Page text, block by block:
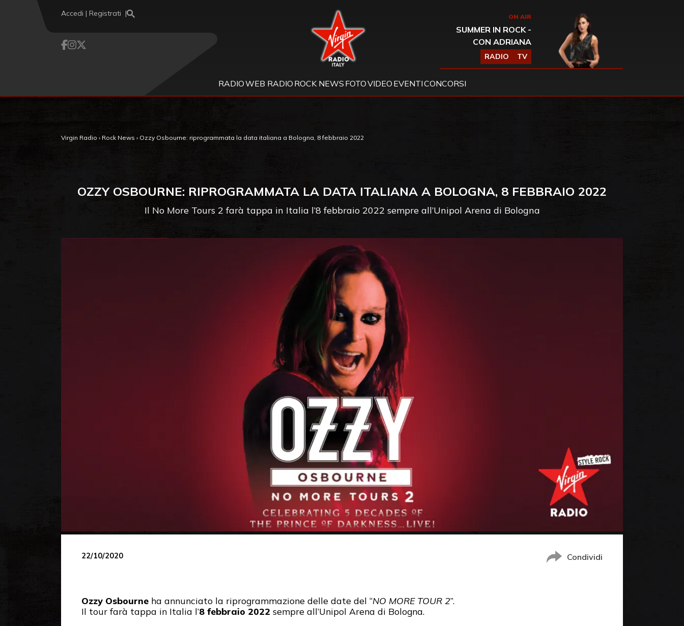
Accedi | Registrati Virgin Radio ON AIR
SUMMER IN ROCK -
CON ADRIANA
RADIO TV
RADIOWEB RADIO ROCK NEWS FOTOVIDEO EVENTICONCORSI
Virgin Radio › Rock News › Ozzy Osbourne: riprogrammata la data italiana a Bologna, 8 febbraio 2022
OZZY OSBOURNE: RIPROGRAMMATA LA DATA ITALIANA A BOLOGNA, 8 FEBBRAIO 2022
Il No More Tours 2 farà tappa in Italia l’8 febbraio 2022 sempre all’Unipol Arena di Bologna
22/10/2020 Condividi
Ozzy Osbourne ha annunciato la riprogrammazione delle date del “NO MORE TOUR 2”.
Il tour farà tappa in Italia l’8 febbraio 2022 sempre all’Unipol Arena di Bologna.